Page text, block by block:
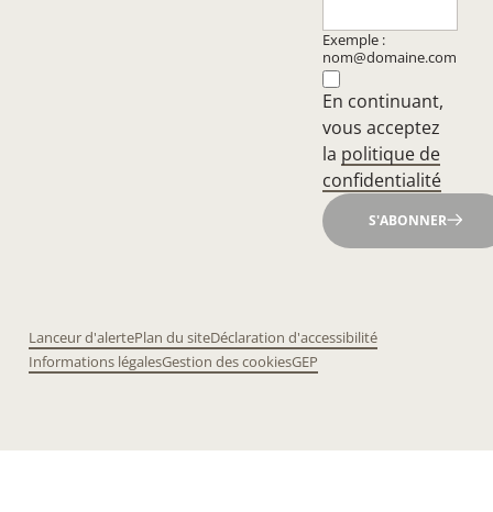
Exemple :
nom@domaine.com
En continuant,
vous acceptez
la politique de
confidentialité
S'ABONNER
Lanceur d'alertePlan du siteDéclaration d'accessibilité
Informations légalesGestion des cookiesGEP